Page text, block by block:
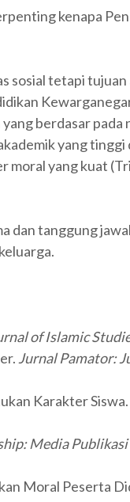
kenapa
sosial tetapi tujuan
berdasar pada
yang tinggi
moral yang kuat
dan tanggung
of Islamic
Jurnal Pamator:
Karakter Siswa.
Media
Moral Peserta